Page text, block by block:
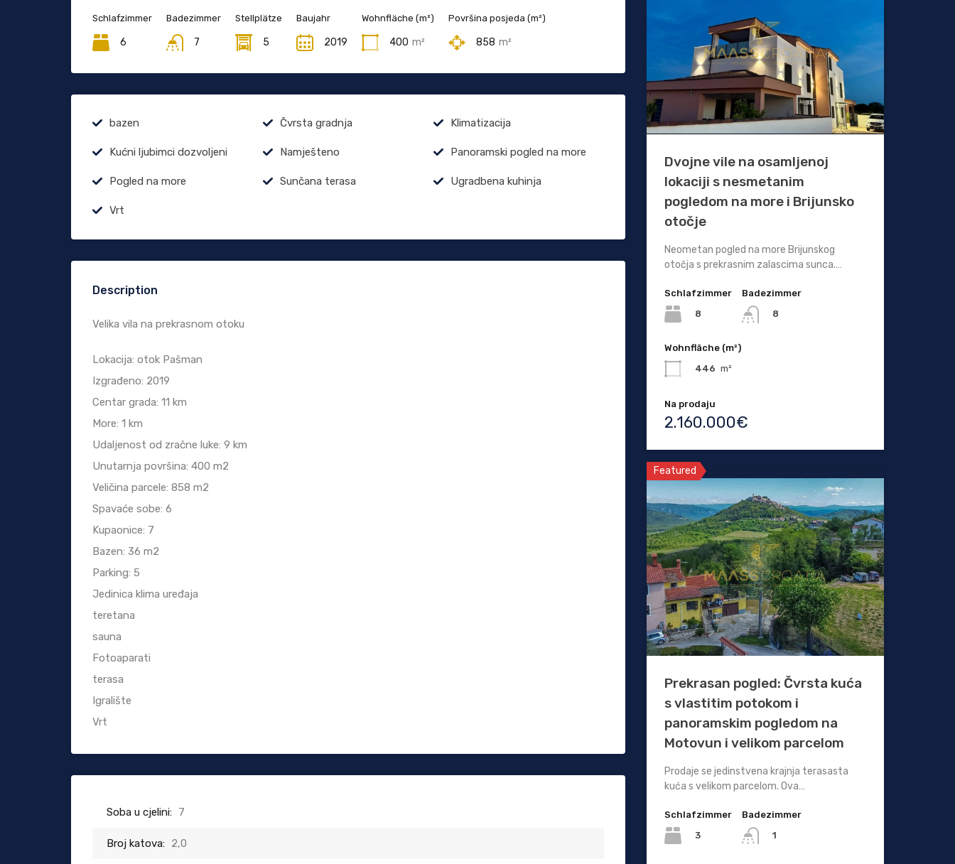
Schlafzimmer
6
Badezimmer
7
Stellplätze
5
Baujahr
2019
Wohnfläche (m²)
400 m²
Površina posjeda (m²)
858 m²
bazen Čvrsta gradnja Klimatizacija
Kućni ljubimci dozvoljeni Namješteno Panoramski pogled na more
Pogled na more Sunčana terasa Ugradbena kuhinja
Vrt
Description
Velika vila na prekrasnom otoku
Lokacija: otok Pašman
Izgrađeno: 2019
Centar grada: 11 km
More: 1 km
Udaljenost od zračne luke: 9 km
Unutarnja površina: 400 m2
Veličina parcele: 858 m2
Spavaće sobe: 6
Kupaonice: 7
Bazen: 36 m2
Parking: 5
Jedinica klima uređaja
teretana
sauna
Fotoaparati
terasa
Igralište
Vrt
Soba u cjelini: 7
Broj katova: 2,0
Dvojne vile na osamljenoj
lokaciji s nesmetanim
pogledom na more i Brijunsko
otočje
Neometan pogled na more Brijunskog
otočja s prekrasnim zalascima sunca.…
Schlafzimmer
8
Badezimmer
8
Wohnfläche (m²)
446 m²
Na prodaju
2.160.000€
Featured
Prekrasan pogled: Čvrsta kuća
s vlastitim potokom i
panoramskim pogledom na
Motovun i velikom parcelom
Prodaje se jedinstvena krajnja terasasta
kuća s velikom parcelom. Ova…
Schlafzimmer
3
Badezimmer
1